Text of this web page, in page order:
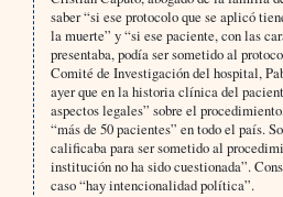
saber “si ese protocolo que se aplicó
la muerte” y “si ese paciente, con las
presentaba, podía ser sometido al
Comité de Investigación del hospital,
ayer que en la historia clínica del
aspectos legales” sobre el
“más de 50 pacientes” en todo el país.
calificaba para ser sometido al
institución no ha sido cuestionada”.
caso “hay intencionalidad política”.